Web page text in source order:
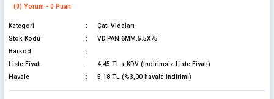
(0) Yorum - 0 Puan
Kategori
Çatı Vidaları
Stok Kodu
VD.PAN.6MM.5.5X75
Barkod
Liste Fiyatı
4,45 TL + KDV (İndirimsiz Liste Fiyatı)
Havale
5,18 TL (%3,00 havale indirimi)